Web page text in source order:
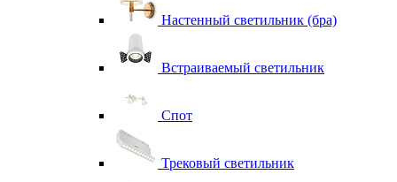
Настенный светильник (бра)
Встраиваемый светильник
Спот
Трековый светильник